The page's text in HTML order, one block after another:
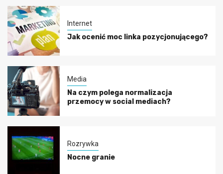
Internet
Jak ocenić moc linka pozycjonującego?
Media
Na czym polega normalizacja
przemocy w social mediach?
Rozrywka
Nocne granie